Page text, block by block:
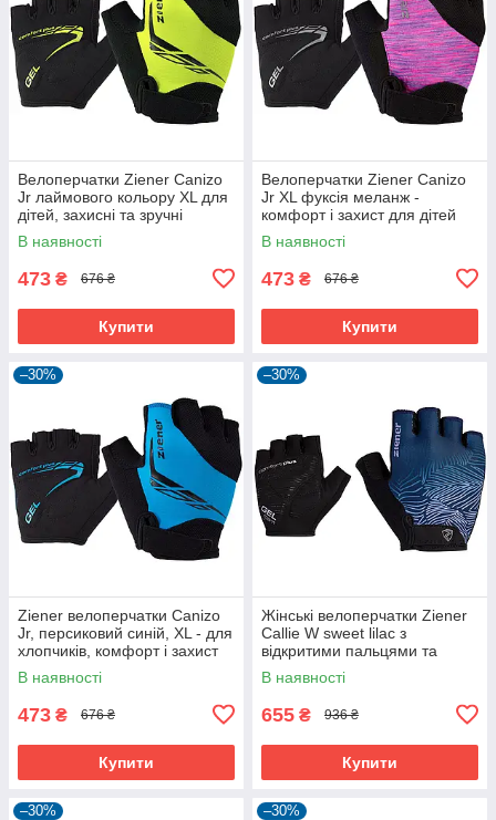
Велоперчатки Ziener Canizo
Jr лаймового кольору XL для
дітей, захисні та зручні
В наявності
473 ₴ 676 ₴
Купити
Велоперчатки Ziener Canizo
Jr XL фуксія меланж -
комфорт і захист для дітей
В наявності
473 ₴ 676 ₴
Купити
–30%
Ziener велоперчатки Canizo
Jr, персиковий синій, XL - для
хлопчиків, комфорт і захист
В наявності
473 ₴ 676 ₴
Купити
–30%
Жінські велоперчатки Ziener
Callie W sweet lilac з
відкритими пальцями та
дихаючою шкірою Amara
В наявності
655 ₴ 936 ₴
Купити
–30% –30%